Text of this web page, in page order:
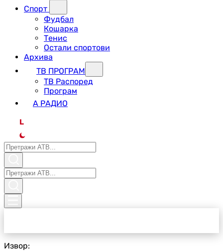
Спорт
Фудбал
Кошарка
Тенис
Остали спортови
Архива
ТВ ПРОГРАМ
ТВ Распоред
Програм
А РАДИО
L
Извор: